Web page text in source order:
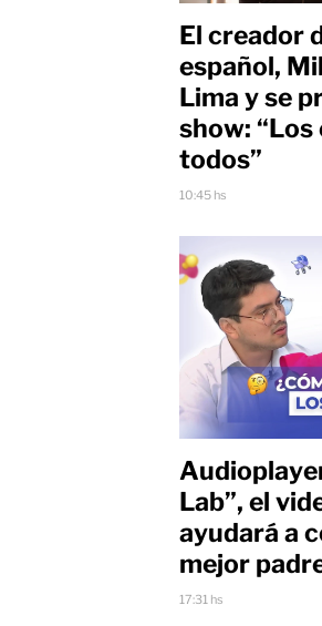
El creador
español,
Lima y se
show: “Los
todos”
10:45 hs
Lab”, el
ayudará a
mejor
17:31 hs